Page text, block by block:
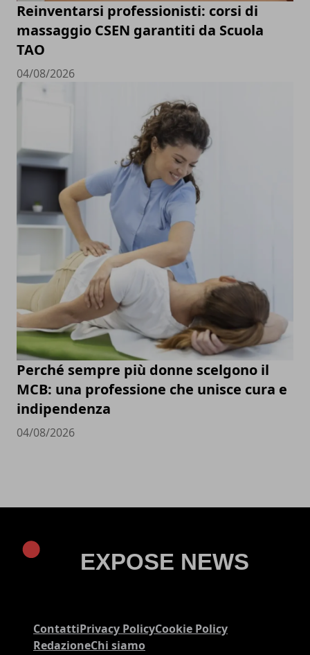
Reinventarsi professionisti: corsi di
massaggio CSEN garantiti da Scuola
TAO
04/08/2026
Perché sempre più donne scelgono il
MCB: una professione che unisce cura e
indipendenza
04/08/2026
ContattiPrivacy PolicyCookie Policy
RedazioneChi siamo